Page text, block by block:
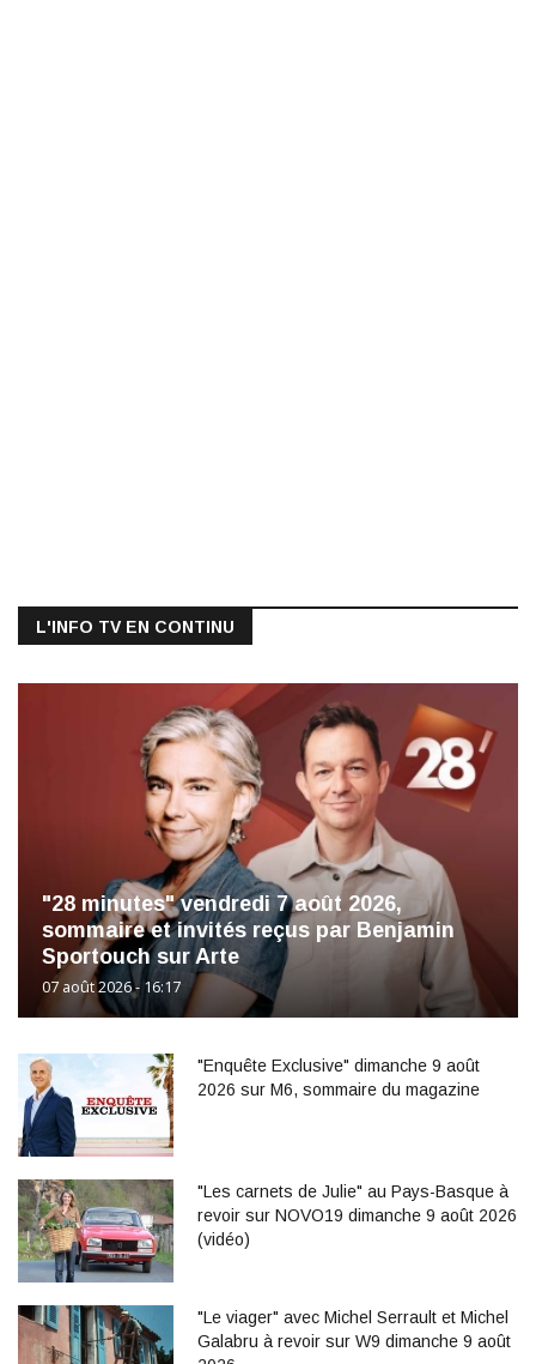
L'INFO TV EN CONTINU
"28 minutes" vendredi 7 août 2026,
sommaire et invités reçus par Benjamin
Sportouch sur Arte
07 août 2026 - 16:17
"Enquête Exclusive" dimanche 9 août
2026 sur M6, sommaire du magazine
"Les carnets de Julie" au Pays-Basque à
revoir sur NOVO19 dimanche 9 août 2026
(vidéo)
"Le viager" avec Michel Serrault et Michel
Galabru à revoir sur W9 dimanche 9 août